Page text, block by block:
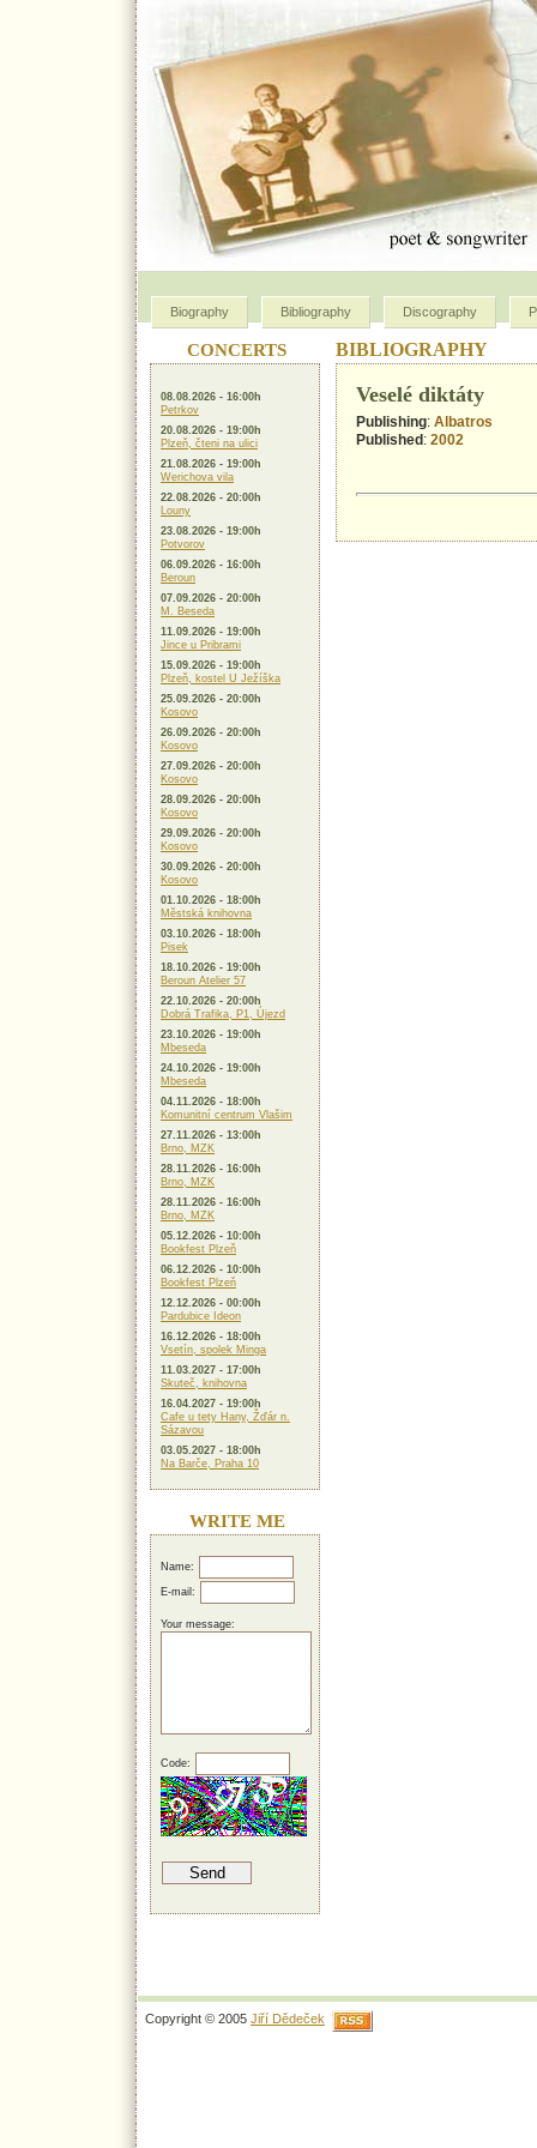
Biography Bibliography Discography
BIBLIOGRAPHY
Veselé diktáty
Publishing: Albatros
Published : 2002
CONCERTS
08.08.2026 - 16:00h
Petrkov
20.08.2026 - 19:00h
Plzeň, čteni na ulici
21.08.2026 - 19:00h
Werichova vila
22.08.2026 - 20:00h
Louny
23.08.2026 - 19:00h
Potvorov
06.09.2026 - 16:00h
Beroun
07.09.2026 - 20:00h
M. Beseda
11.09.2026 - 19:00h
Jince u Pribrami
15.09.2026 - 19:00h
Plzeň, kostel U Ježíška
25.09.2026 - 20:00h
Kosovo
26.09.2026 - 20:00h
Kosovo
27.09.2026 - 20:00h
Kosovo
28.09.2026 - 20:00h
Kosovo
29.09.2026 - 20:00h
Kosovo
30.09.2026 - 20:00h
Kosovo
01.10.2026 - 18:00h
Městská knihovna
03.10.2026 - 18:00h
Pisek
18.10.2026 - 19:00h
Beroun Atelier 57
22.10.2026 - 20:00h
Dobrá Trafika, P1, Újezd
23.10.2026 - 19:00h
Mbeseda
24.10.2026 - 19:00h
Mbeseda
04.11.2026 - 18:00h
Komunitní centrum Vlašim
27.11.2026 - 13:00h
Brno, MZK
28.11.2026 - 16:00h
Brno, MZK
28.11.2026 - 16:00h
Brno, MZK
05.12.2026 - 10:00h
Bookfest Plzeň
06.12.2026 - 10:00h
Bookfest Plzeň
12.12.2026 - 00:00h
Pardubice Ideon
16.12.2026 - 18:00h
Vsetín, spolek Minga
11.03.2027 - 17:00h
Skuteč, knihovna
16.04.2027 - 19:00h
Cafe u tety Hany, Žďár n.
Sázavou
03.05.2027 - 18:00h
Na Barče, Praha 10
WRITE ME
Name:
E-mail:
Your message:
Code:
Copyright © 2005 Jiří Dědeček